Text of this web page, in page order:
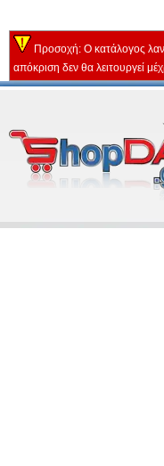
Προσοχή: Ο κατάλογος
απόκριση δεν θα λειτουργεί